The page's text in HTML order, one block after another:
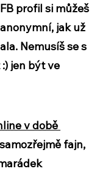
profil si můžeš
jak už
Nemusíš se s
jen být ve
v době
fajn,